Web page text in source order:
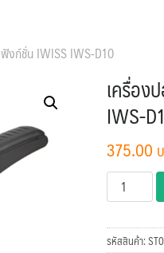
งก์ชั่น IWISS IWS-D10
เครื่อง
IWS-
375.00
จำนวน
เครื่อง
สาย
รหัสสินค้า: